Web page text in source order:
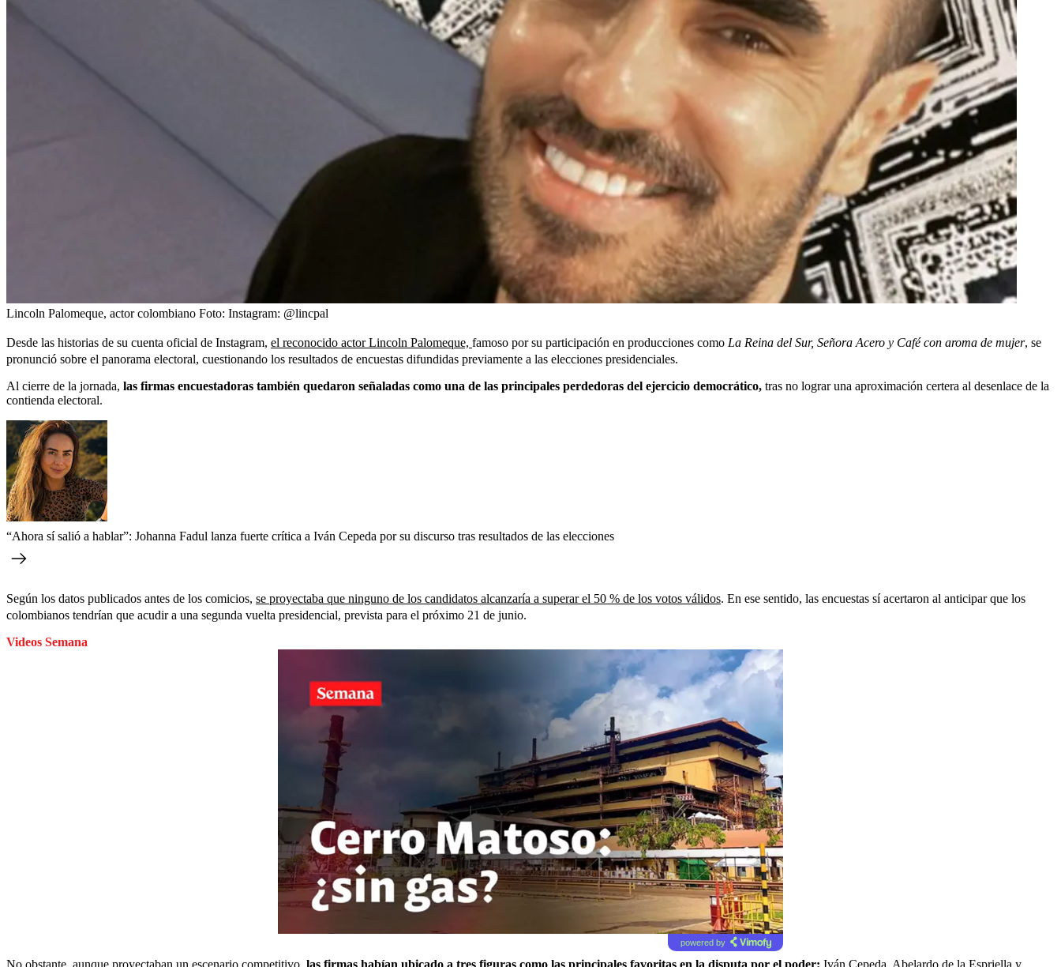
Lincoln Palomeque, actor colombiano Foto: Instagram: @lincpal
Desde las historias de su cuenta oficial de Instagram, el reconocido actor Lincoln Palomeque, famoso por su participación en producciones como La Reina del Sur, Señora Acero y Café con aroma de mujer, se
pronunció sobre el panorama electoral, cuestionando los resultados de encuestas difundidas previamente a las elecciones presidenciales.
Al cierre de la jornada, las firmas encuestadoras también quedaron señaladas como una de las principales perdedoras del ejercicio democrático, tras no lograr una aproximación certera al desenlace de la
contienda electoral.
“Ahora sí salió a hablar”: Johanna Fadul lanza fuerte crítica a Iván Cepeda por su discurso tras resultados de las elecciones
Según los datos publicados antes de los comicios, se proyectaba que ninguno de los candidatos alcanzaría a superar el 50 % de los votos válidos. En ese sentido, las encuestas sí acertaron al anticipar que los
colombianos tendrían que acudir a una segunda vuelta presidencial, prevista para el próximo 21 de junio.
Videos Semana
powered by
No obstante, aunque proyectaban un escenario competitivo, las firmas habían ubicado a tres figuras como las principales favoritas en la disputa por el poder: Iván Cepeda, Abelardo de la Espriella y